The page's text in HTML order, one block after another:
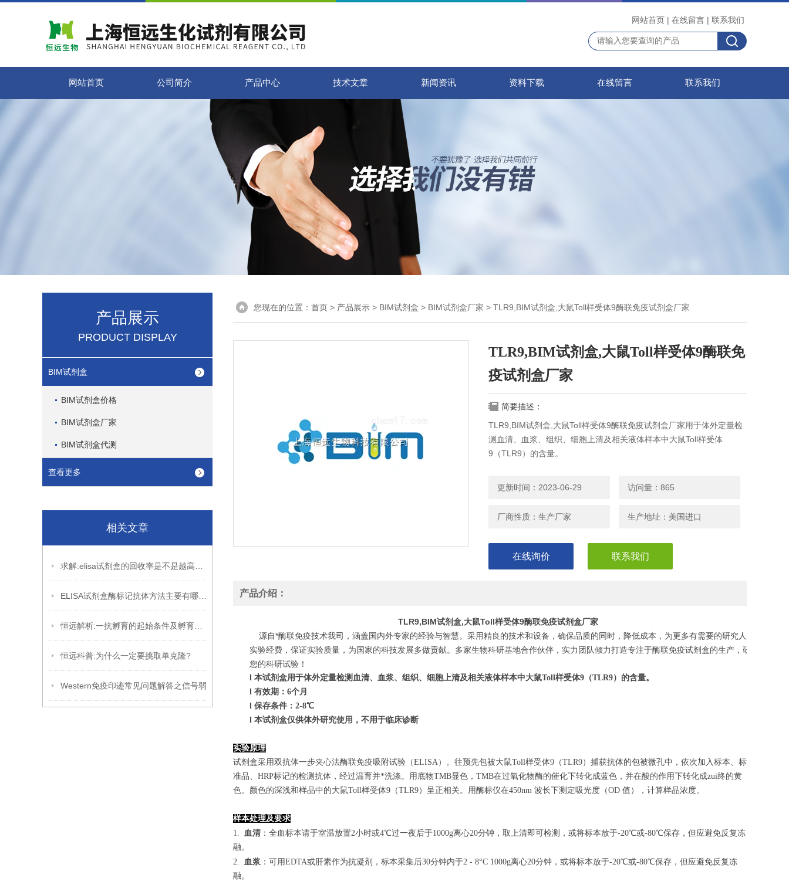
网站首页 | 在线留言 | 联系我们
网站首页 公司简介 产品中心 技术文章 新闻资讯 资料下载 在线留言 联系我们
产品展示
PRODUCT DISPLAY
BIM试剂盒
BIM试剂盒价格
BIM试剂盒厂家
BIM试剂盒代测
查看更多
相关文章
恒远科普:为什么一定要挑取单克隆?
Western免疫印迹常见问题解答之信号弱
您现在的位置： 首页 > 产品展示 > BIM试剂盒 > BIM试剂盒厂家 > TLR9,BIM试剂盒,大鼠Toll样受体9酶联免疫试剂盒厂家
TLR9,BIM试剂盒,大鼠Toll样受体9酶联免
疫试剂盒厂家
简要描述：
TLR9,BIM试剂盒,大鼠Toll样受体9酶联免疫试剂盒厂家用于体外定量检
测血清、血浆、组织、细胞上清及相关液体样本中大鼠Toll样受体
9（TLR9）的含量。
更新时间：2023-06-29 访问量：865
厂商性质：生产厂家 生产地址：美国进口
在线询价 联系我们
产品介绍：
TLR9,BIM试剂盒,大鼠Toll样受体9酶联免疫试剂盒厂家
源自*酶联免疫技术我司，涵盖国内外专家的经验与智慧。采用精良的技术和设备，确保品质的同时，降低成本，为更多有需要的研究人员，节省
实验经费，保证实验质量，为国家的科技发展多做贡献。多家生物科研基地合作伙伴，实力团队倾力打造专注于酶联免疫试剂盒的生产，研发，助力
您的科研试验！
l 本试剂盒用于体外定量检测血清、血浆、组织、细胞上清及相关液体样本中大鼠Toll样受体9 （TLR9）的含量。
l 有效期：6个月
l 保存条件： 2-8℃
l 本试剂盒仅供体外研究使用，不用于临床诊断
实验原理
试剂盒采用双抗体一步夹心法酶联免疫吸附试验（ELISA）。往预先包被大鼠Toll样受体9（TLR9）捕获抗体的包被微孔中，依次加入标本、标
准品、HRP标记的检测抗体，经过温育并*洗涤。用底物TMB显色，TMB在过氧化物酶的催化下转化成蓝色，并在酸的作用下转化成zui终的黄
色。颜色的深浅和样品中的大鼠Toll样受体9（TLR9）呈正相关。用酶标仪在450nm 波长下测定吸光度（OD 值），计算样品浓度。
样本处理及要求
1. 血清 ：全血标本请于室温放置2小时或4℃过一夜后于1000g离心20分钟，取上清即可检测，或将标本放于-20℃或-80℃保存，但应避免反复冻
融。
2. 血浆 ：可用EDTA或肝素作为抗凝剂，标本采集后30分钟内于2 - 8°C 1000g离心20分钟，或将标本放于-20℃或-80℃保存，但应避免反复冻
融。